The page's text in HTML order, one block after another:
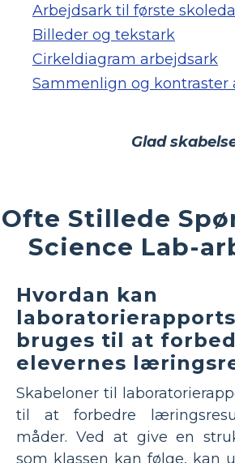
Arbejdsark til første
Billeder og tekstark
Cirkeldiagram arbejdsark
Sammenlign og kontraster
Glad
Ofte Stillede
Science Lab-
Hvordan kan
bruges til at
elevernes
Skabeloner til
til at forbedre
måder. Ved at give en
som klassen kan følge, kan